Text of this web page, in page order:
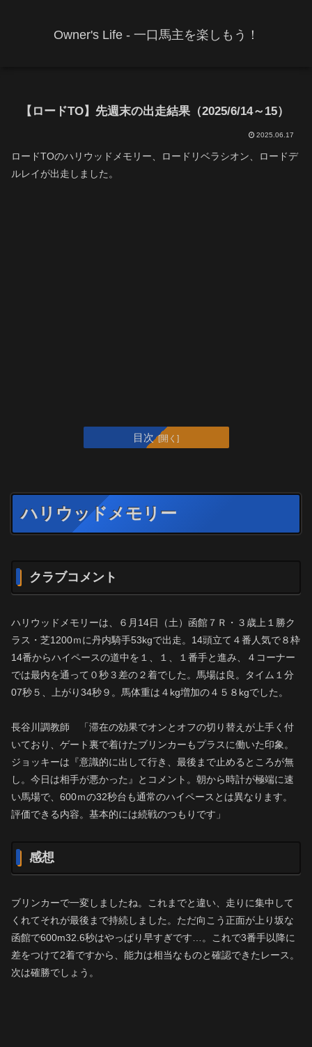
Owner's Life - 一口馬主を楽しもう！
【ロードTO】先週末の出走結果（2025/6/14～15）
2025.06.17
ロードTOのハリウッドメモリー、ロードリベラシオン、ロードデ
ルレイが出走しました。
目次
ハリウッドメモリー
クラブコメント
ハリウッドメモリーは、６月14日（土）函館７Ｒ・３歳上１勝ク
ラス・芝1200ｍに丹内騎手53kgで出走。14頭立て４番人気で８枠
14番からハイペースの道中を１、１、１番手と進み、４コーナー
では最内を通って０秒３差の２着でした。馬場は良。タイム１分
07秒５、上がり34秒９。馬体重は４kg増加の４５８kgでした。
長谷川調教師 「滞在の効果でオンとオフの切り替えが上手く付
いており、ゲート裏で着けたブリンカーもプラスに働いた印象。
ジョッキーは『意識的に出して行き、最後まで止めるところが無
し。今日は相手が悪かった』とコメント。朝から時計が極端に速
い馬場で、600ｍの32秒台も通常のハイペースとは異なります。
評価できる内容。基本的には続戦のつもりです」
感想
ブリンカーで一変しましたね。これまでと違い、走りに集中して
くれてそれが最後まで持続しました。ただ向こう正面が上り坂な
函館で600m32.6秒はやっぱり早すぎです…。これで3番手以降に
差をつけて2着ですから、能力は相当なものと確認できたレース。
次は確勝でしょう。